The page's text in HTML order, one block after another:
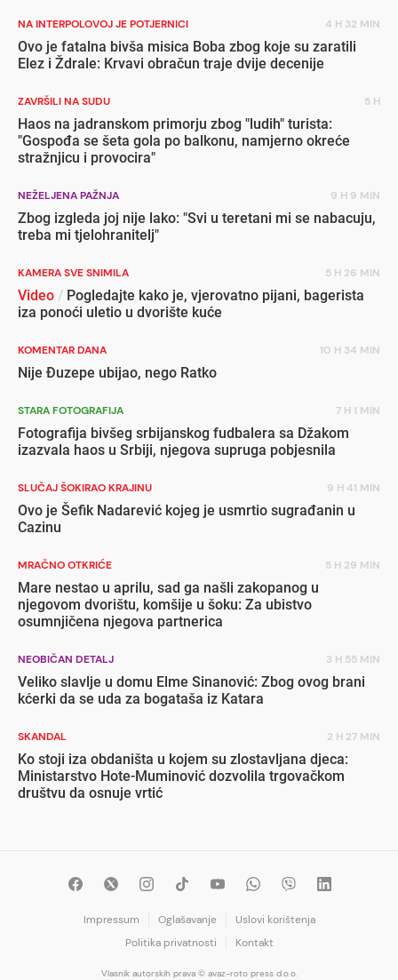
NA INTERPOLOVOJ JE POTJERNICI 4 H 32 MIN
Ovo je fatalna bivša misica Boba zbog koje su zaratili
Elez i Ždrale: Krvavi obračun traje dvije decenije
ZAVRŠILI NA SUDU 5 H
Haos na jadranskom primorju zbog "ludih" turista:
"Gospođa se šeta gola po balkonu, namjerno okreće
stražnjicu i provocira"
NEŽELJENA PAŽNJA 9 H 9 MIN
Zbog izgleda joj nije lako: "Svi u teretani mi se nabacuju,
treba mi tjelohranitelj"
KAMERA SVE SNIMILA 5 H 26 MIN
Video / Pogledajte kako je, vjerovatno pijani, bagerista
iza ponoći uletio u dvorište kuće
KOMENTAR DANA 10 H 34 MIN
Nije Đuzepe ubijao, nego Ratko
STARA FOTOGRAFIJA 7 H 1 MIN
Fotografija bivšeg srbijanskog fudbalera sa Džakom
izazvala haos u Srbiji, njegova supruga pobjesnila
SLUČAJ ŠOKIRAO KRAJINU 9 H 41 MIN
Ovo je Šefik Nadarević kojeg je usmrtio sugrađanin u
Cazinu
MRAČNO OTKRIĆE 5 H 29 MIN
Mare nestao u aprilu, sad ga našli zakopanog u
njegovom dvorištu, komšije u šoku: Za ubistvo
osumnjičena njegova partnerica
NEOBIČAN DETALJ 3 H 55 MIN
Veliko slavlje u domu Elme Sinanović: Zbog ovog brani
kćerki da se uda za bogataša iz Katara
SKANDAL 2 H 27 MIN
Ko stoji iza obdaništa u kojem su zlostavljana djeca:
Ministarstvo Hote-Muminović dozvolila trgovačkom
društvu da osnuje vrtić
Impressum Oglašavanje
Uslovi korištenja
Politika privatnosti
Kontakt
Vlasnik autorskih prava © avaz-roto press d.o.o.